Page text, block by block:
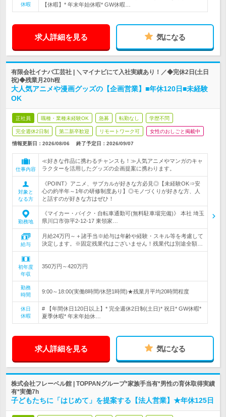
休暇
【休暇】* 年末年始休暇* GW休暇…
求人詳細を見る 気になる
有限会社イナバ工芸社 | ＼マイナビにて入社実績あり！／◆完休2日(土日
祝)◆残業月20h程
大人気アニメや漫画グッズの【企画営業】■年休120日■未経験
OK
正社員 職種・業種未経験OK 急募 転勤なし 学歴不問
完全週休2日制 第二新卒歓迎 リモートワーク可 女性のおしごと掲載中
情報更新日：2026/08/06 終了予定日： 2026/09/07
仕事内容
≪好きな作品に携わるチャンスも！≫人気アニメやマンガのキャ
ラクターを活用したグッズの企画提案に携わります。
対象と
なる方
《POINT》アニメ、サブカルが好きな方必見◎【未経験OK⇒安
心の約半年～1年の研修制度あり】◎モノづくりが好きな方、人
と話すのが好きな方はぜひ！
勤務地
《マイカー・バイク・自転車通勤可(無料駐車場完備)》 本社 埼玉
県川口市弥平2-12-17 東領家…
給与
月給24万円～＋諸手当※給与は年齢や経験・スキル等を考慮して
決定します。※固定残業代はございません！残業代は別途全額…
初年度
年収
350万円～420万円
勤務
時間
9:00～18:00(実働8時間/休憩1時間)★残業月平均20時間程度
休日
休暇
# 【年間休日120日以上】* 完全週休2日制(土日)* 祝日* GW休暇*
夏季休暇* 年末年始休…
求人詳細を見る 気になる
株式会社フレーベル館 | TOPPANグループ*家族手当有*男性の育休取得実績
有*実働7h
子どもたちに「はじめて」を提案する【法人営業】★年休125日